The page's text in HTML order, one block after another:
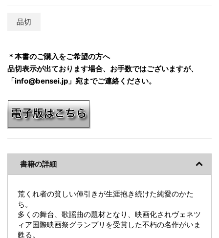
品切
＊本書のご購入をご希望の方へ
品切表示が出ております場合、お手数ではございますが、
「info@bensei.jp」宛までご連絡ください。
書籍の詳細
荒くれ者の貧しい俥引きが生涯抱き続けた純愛のかた
ち。
多くの舞台、歌謡曲の題材となり、映画化されヴェネツ
ィア国際映画祭グランプリを受賞した不朽の名作がいま
甦る。